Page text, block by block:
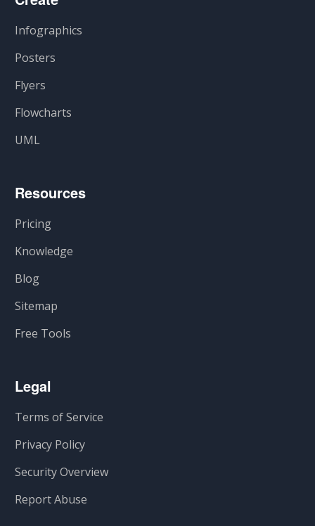
Infographics
Posters
Flyers
Flowcharts
UML
Resources
Pricing
Knowledge
Blog
Sitemap
Free Tools
Legal
Terms of Service
Privacy Policy
Security Overview
Report Abuse